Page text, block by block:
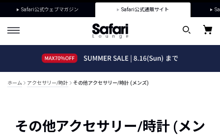
Safari公式ウェブマガジン Safari公式通販サイト
ホーム アクセサリー/時計 その他アクセサリー/時計 (メンズ)
その他アクセサリー/時計 (メン